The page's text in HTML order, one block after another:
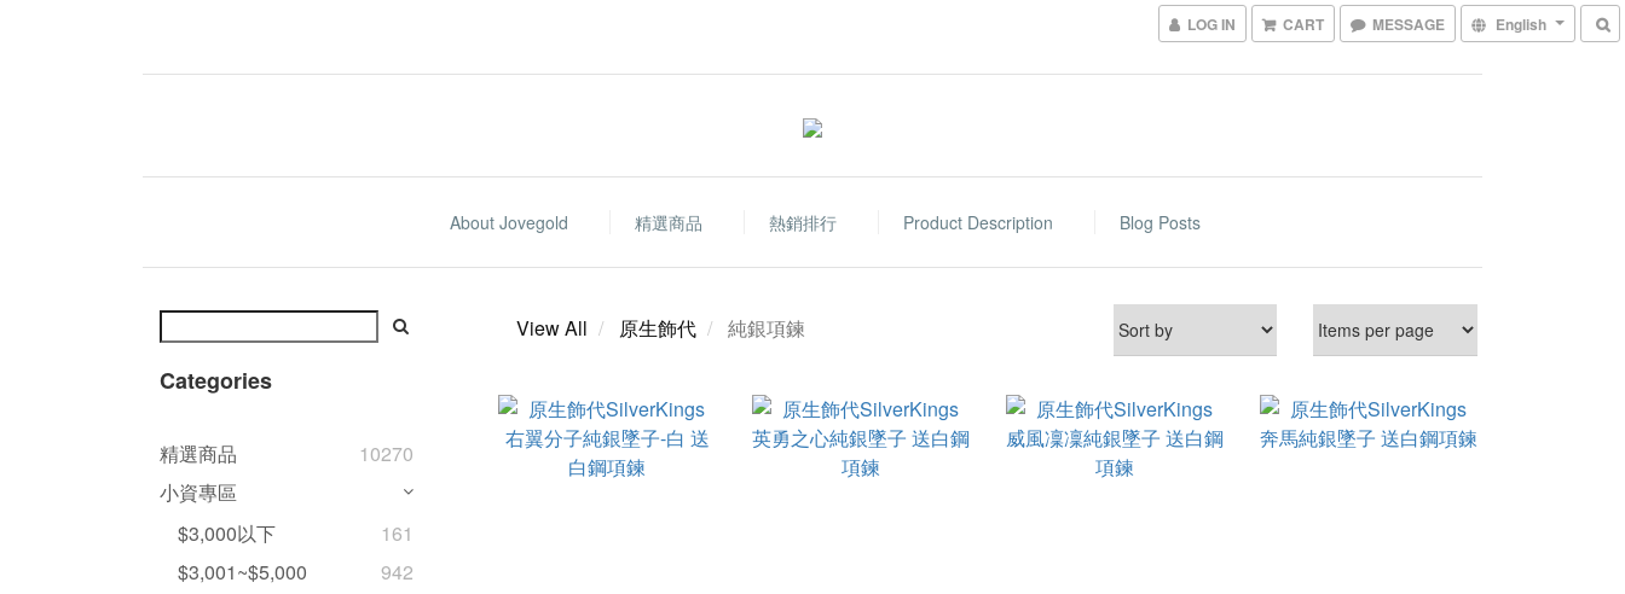
LOG IN CART MESSAGE English
About Jovegold 精選商品 熱銷排行 Product Description Blog Posts
Categories
精選商品
10270
小資專區
$3,000以下
161
$3,001~$5,000
942
View All 原生飾代 純銀項鍊